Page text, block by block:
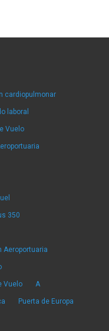
cardiopulmonar
laboral
Vuelo
350
Aeroportuaria
Vuelo A
Puerta de Europa